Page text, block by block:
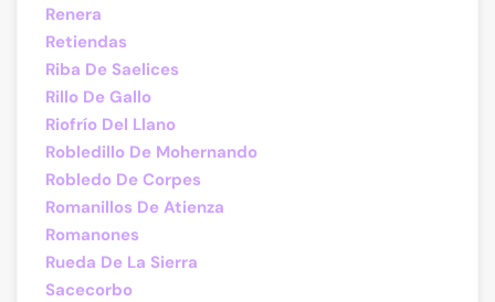
Renera
Retiendas
Riba De Saelices
Rillo De Gallo
Riofrío Del Llano
Robledillo De Mohernando
Robledo De Corpes
Romanillos De Atienza
Romanones
Rueda De La Sierra
Sacecorbo